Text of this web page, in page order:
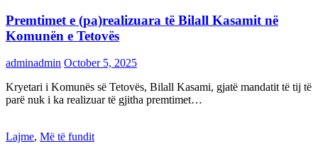
Premtimet e (pa)realizuara të Bilall Kasamit në
Komunën e Tetovës
adminadmin October 5, 2025
Kryetari i Komunës së Tetovës, Bilall Kasami, gjatë mandatit të tij të
parë nuk i ka realizuar të gjitha premtimet…
Lajme, Më të fundit